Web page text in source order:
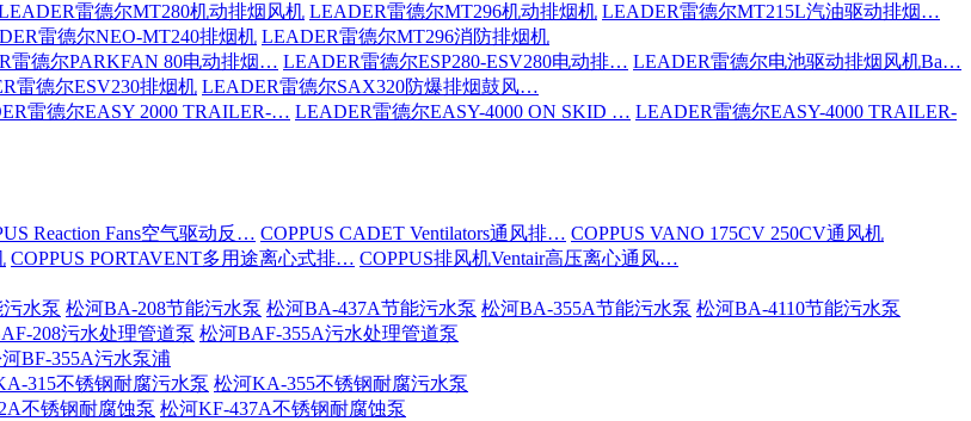
雷德尔MT280机动排烟风机 LEADER雷德尔MT296机动排烟机 LEADER雷德尔MT215L汽油驱动排烟…
雷德尔NEO-MT240排烟机 LEADER雷德尔MT296消防排烟机
雷德尔PARKFAN 80电动排烟… LEADER雷德尔ESP280-ESV280电动排… LEADER雷德尔电池驱动排烟风机Ba…
雷德尔ESV230排烟机 LEADER雷德尔SAX320防爆排烟鼓风…
雷德尔EASY 2000 TRAILER-… LEADER雷德尔EASY-4000 ON SKID … LEADER雷德尔EASY-4000 TRAILER-
Reaction Fans空气驱动反… COPPUS CADET Ventilators通风排… COPPUS VANO 175CV 250CV通风机
COPPUS PORTAVENT多用途离心式排… COPPUS排风机Ventair高压离心通风…
水泵 松河BA-208节能污水泵 松河BA-437A节能污水泵 松河BA-355A节能污水泵 松河BA-4110节能污水泵
208污水处理管道泵 松河BAF-355A污水处理管道泵
BF-355A污水泵浦
315不锈钢耐腐污水泵 松河KA-355不锈钢耐腐污水泵
不锈钢耐腐蚀泵 松河KF-437A不锈钢耐腐蚀泵